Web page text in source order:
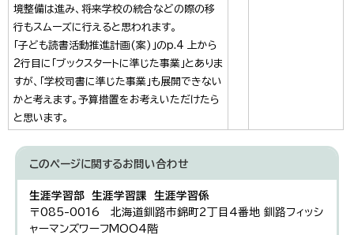
境整備は進み、将来学校の統合などの際の移
行もスムーズに行えると思われます。
「子ども読書活動推進計画(案)」のp.4 上から
2行目に「ブックスタートに準じた事業」とありま
すが、「学校司書に準じた事業」も展開できない
かと考えます。予算措置をお考えいただけたら
と思います。
このページに関するお問い合わせ
生涯学習部 生涯学習課 生涯学習係
〒085-0016 北海道釧路市錦町2丁目4番地 釧路フィッシ
ャーマンズワーフMOO4階